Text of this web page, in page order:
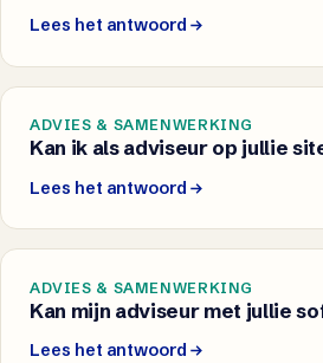
Lees het antwoord
ADVIES & SAMENWERKING
Kan ik als adviseur op jullie
Lees het antwoord
ADVIES & SAMENWERKING
Kan mijn adviseur met jullie
Lees het antwoord